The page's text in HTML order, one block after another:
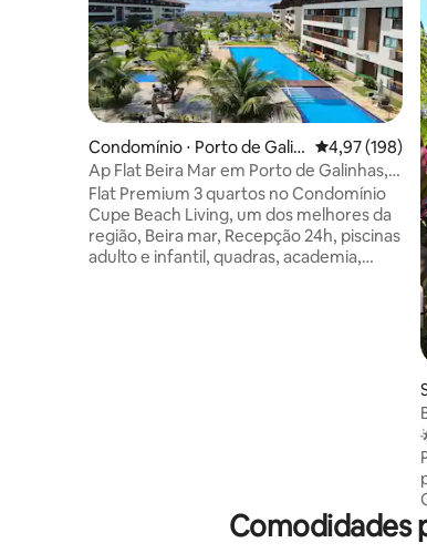
Condomínio ⋅ Porto de Galin
has
4,97 de uma
4,97 (198)
Ap Flat Beira Mar em Porto de Galinhas,
Cupe Beach
Flat Premium 3 quartos no Condomínio
Cupe Beach Living, um dos melhores da
região, Beira mar, Recepção 24h, piscinas
adulto e infantil, quadras, academia,
Comodidades